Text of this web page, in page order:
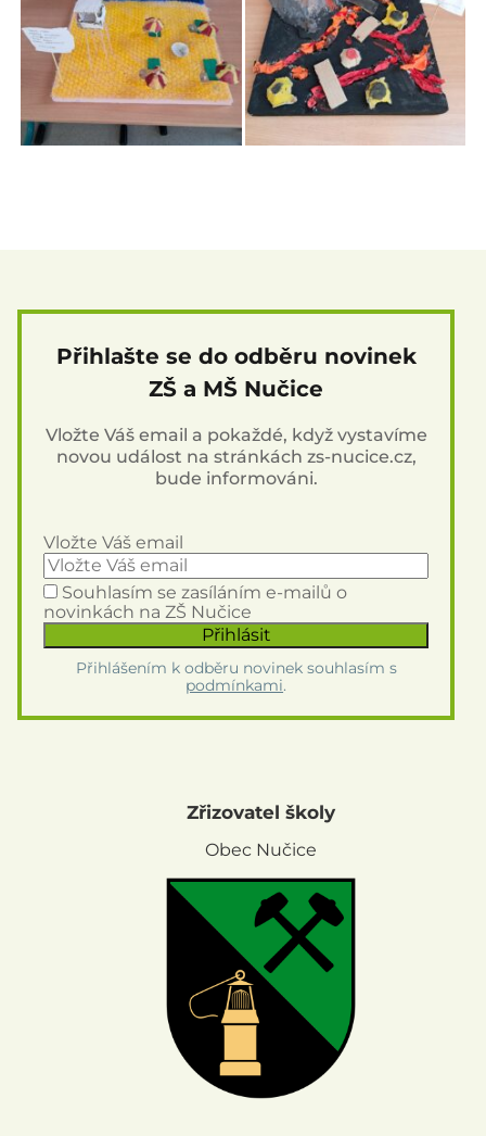
Přihlašte se do odběru novinek
ZŠ a MŠ Nučice
Vložte Váš email a pokaždé, když vystavíme
novou událost na stránkách zs-nucice.cz,
bude informováni.
Vložte Váš email
Souhlasím se zasíláním e-mailů o
novinkách na ZŠ Nučice
Přihlášením k odběru novinek souhlasím s
podmínkami.
Zřizovatel školy
Obec Nučice